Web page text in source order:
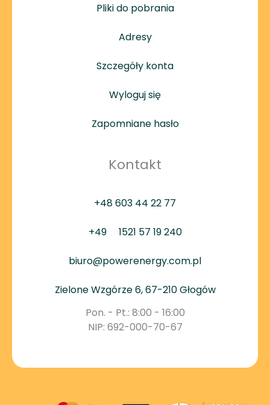
Pliki do pobrania
Adresy
Szczegóły konta
Wyloguj się
Zapomniane hasło
Kontakt
+48 603 44 22 77
+49 1521 57 19 240
biuro@powerenergy.com.pl
Zielone Wzgórze 6, 67-210 Głogów
Pon. - Pt.: 8:00 - 16:00
NIP: 692-000-70-67